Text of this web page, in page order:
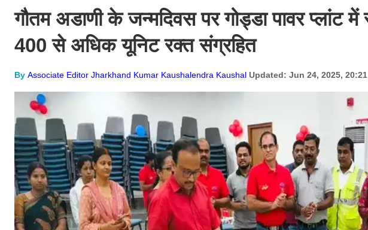
गौतम अडाणी के जन्मदिवस पर गोड्डा पावर प्लांट
400 से अधिक यूनिट रक्त संग्रहित
By Associate Editor Jharkhand Kumar Kaushalendra Kaushal Updated: Jun 24, 2025,